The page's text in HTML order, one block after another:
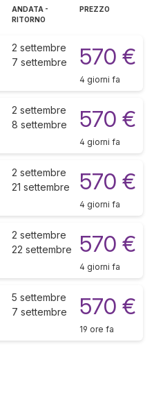
ANDATA -
RITORNO
PREZZO
2 settembre
7 settembre
570 €
4 giorni fa
2 settembre
8 settembre
570 €
4 giorni fa
2 settembre
21 settembre
570 €
4 giorni fa
2 settembre
22 settembre
570 €
4 giorni fa
5 settembre
7 settembre
570 €
19 ore fa